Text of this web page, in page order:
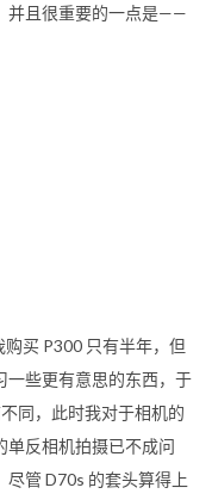
并且很重要的一点是——
买 P300 只有半年，但
一些更有意思的东西，于
同，此时我对于相机的
单反相机拍摄已不成问
管 D70s 的套头算得上